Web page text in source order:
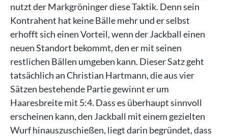
nutzt der Markgröninger diese Taktik. Denn sein
Kontrahent hat keine Bälle mehr und er selbst
erhofft sich einen Vorteil, wenn der Jackball einen
neuen Standort bekommt, den er mit seinen
restlichen Bällen umgeben kann. Dieser Satz geht
tatsächlich an Christian Hartmann, die aus vier
Sätzen bestehende Partie gewinnt er um
Haaresbreite mit 5:4. Dass es überhaupt sinnvoll
erscheinen kann, den Jackball mit einem gezielten
Wurf hinauszuschießen, liegt darin begründet, dass